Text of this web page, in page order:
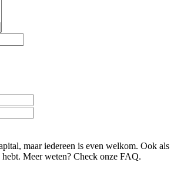
maar iedereen is even welkom. Ook als
Meer weten? Check onze FAQ.